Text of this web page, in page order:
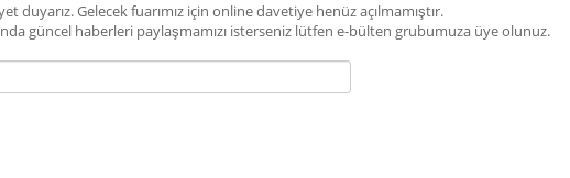
duyarız. Gelecek fuarımız için online davetiye henüz açılmamıştır.
güncel haberleri paylaşmamızı isterseniz lütfen e-bülten grubumuza üye olunuz.